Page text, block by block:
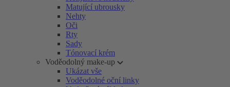
Matující ubrousky
Nehty
Oči
Rty
Sady
Tónovací krém
Voděodolný make-up
Ukázat vše
Voděodolné oční linky